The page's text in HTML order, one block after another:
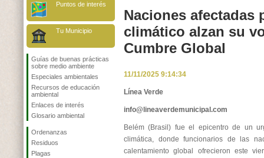
Puntos de interés
Tu Municipio
Guías de buenas prácticas
sobre medio ambiente
Especiales ambientales
Recursos de educación
ambiental
Enlaces de interés
Glosario ambiental
Ordenanzas
Residuos
Plagas
Naciones afectadas
climático alzan su
Cumbre Global
11/11/2025 9:14:34
Línea Verde
info@lineaverdemunicipal.com
Belém (Brasil) fue el epicentro de un
climática, donde funcionarios de las
calentamiento global ofrecieron este